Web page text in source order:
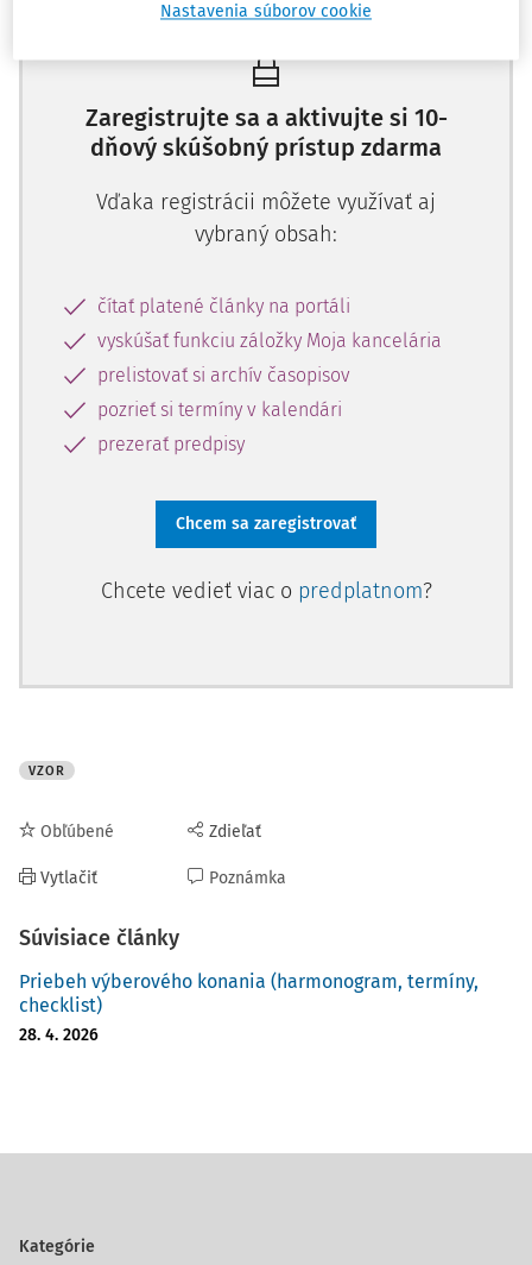
Zaregistrujte sa a aktivujte si 10-
dňový skúšobný prístup zdarma
Vďaka registrácii môžete využívať aj
vybraný obsah:
čítať platené články na portáli
vyskúšať funkciu záložky Moja kancelária
prelistovať si archív časopisov
pozrieť si termíny v kalendári
prezerať predpisy
Chcem sa zaregistrovať
Chcete vedieť viac o predplatnom?
VZOR
Obľúbené
Vytlačiť
Zdieľať
Poznámka
Súvisiace články
Priebeh výberového konania (harmonogram, termíny,
checklist)
28. 4. 2026
Kategórie
Nastavenia súborov cookie